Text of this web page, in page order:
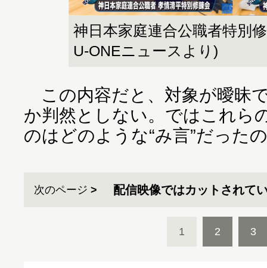
神日本家庭連合公職者特別
U-ONEニュースより)
この内容だと、対象が曖昧
か判然としない。ではこれら
のはどのような“み言”だった
次のページ 配信映像ではカットされて
1 2 3